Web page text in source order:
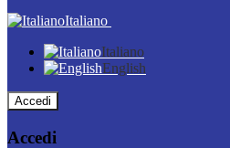
Italiano
Italiano
English
Accedi
Accedi